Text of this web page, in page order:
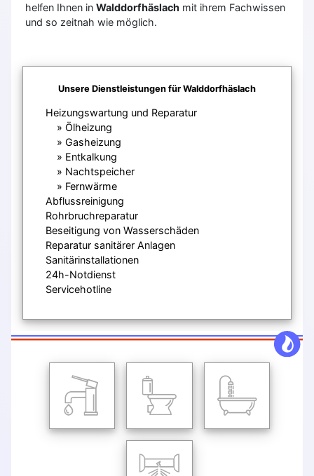
helfen Ihnen in Walddorfhäslach mit ihrem Fachwissen
und so zeitnah wie möglich.
Unsere Dienstleistungen für Walddorfhäslach
Heizungswartung und Reparatur
Ölheizung
Gasheizung
Entkalkung
Nachtspeicher
Fernwärme
Abflussreinigung
Rohrbruchreparatur
Beseitigung von Wasserschäden
Reparatur sanitärer Anlagen
Sanitärinstallationen
24h-Notdienst
Servicehotline